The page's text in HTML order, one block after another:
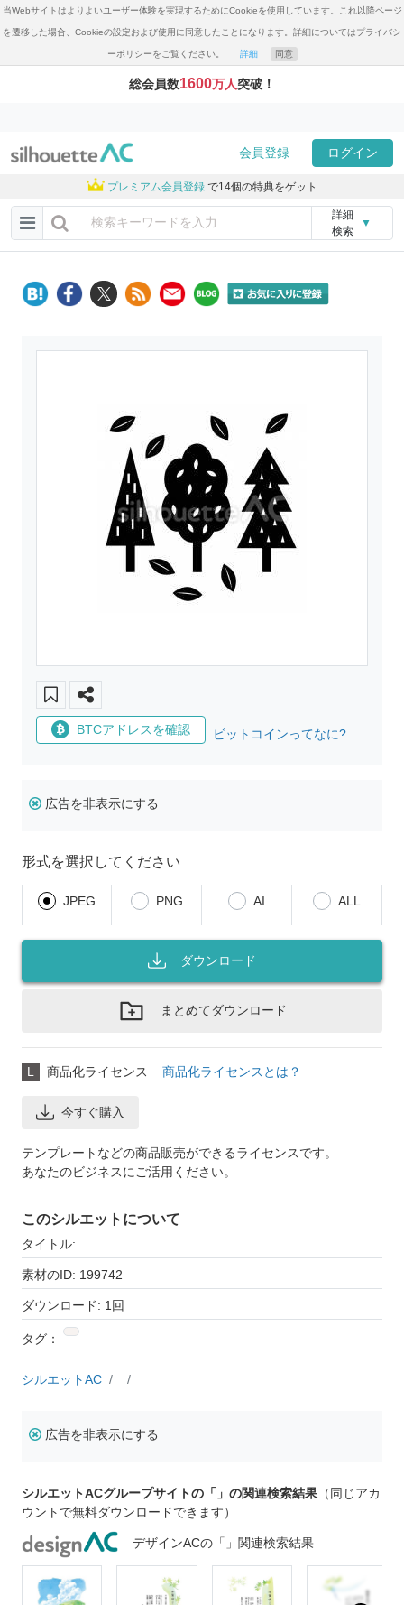
当Webサイトはよりよいユーザー体験を実現するためにCookieを使用しています。これ以降ページ
を遷移した場合、Cookieの設定および使用に同意したことになります。詳細についてはプライバシ
ーポリシーをご覧ください。 詳細 同意
総会員数1600万人突破！
会員登録 ログイン
プレミアム会員登録 で14個の特典をゲット
詳細
検索
▼
BTCアドレスを確認 ビットコインってなに?
広告を非表示にする
形式を選択してください
JPEG PNG AI ALL
ダウンロード
まとめてダウンロード
L 商品化ライセンス 商品化ライセンスとは？
今すぐ購入
テンプレートなどの商品販売ができるライセンスです。
あなたのビジネスにご活用ください。
このシルエットについて
タイトル:
素材のID: 199742
ダウンロード: 1回
タグ：
シルエットAC
広告を非表示にする
シルエットACグループサイトの「」の関連検索結果 （同じアカ
ウントで無料ダウンロードできます）
デザインACの「」関連検索結果